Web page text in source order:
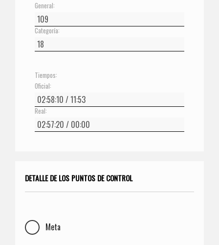
General:
Categoría:
Tiempos:
Oficial:
Real:
DETALLE DE LOS PUNTOS DE CONTROL
Meta